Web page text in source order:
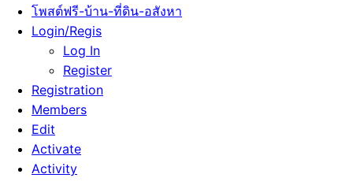
โพสต์ฟรี-บ้าน-ที่ดิน-อสังหา
Login/Regis
Log In
Register
Registration
Members
Edit
Activate
Activity